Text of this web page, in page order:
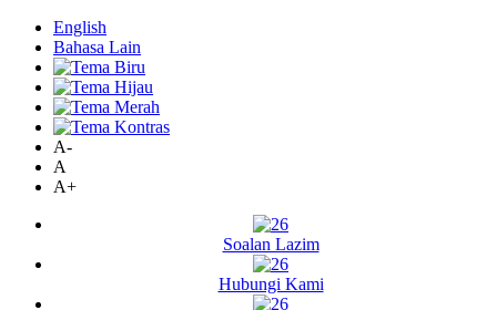
English
Bahasa Lain
A-
A
A+
Soalan Lazim
Hubungi Kami